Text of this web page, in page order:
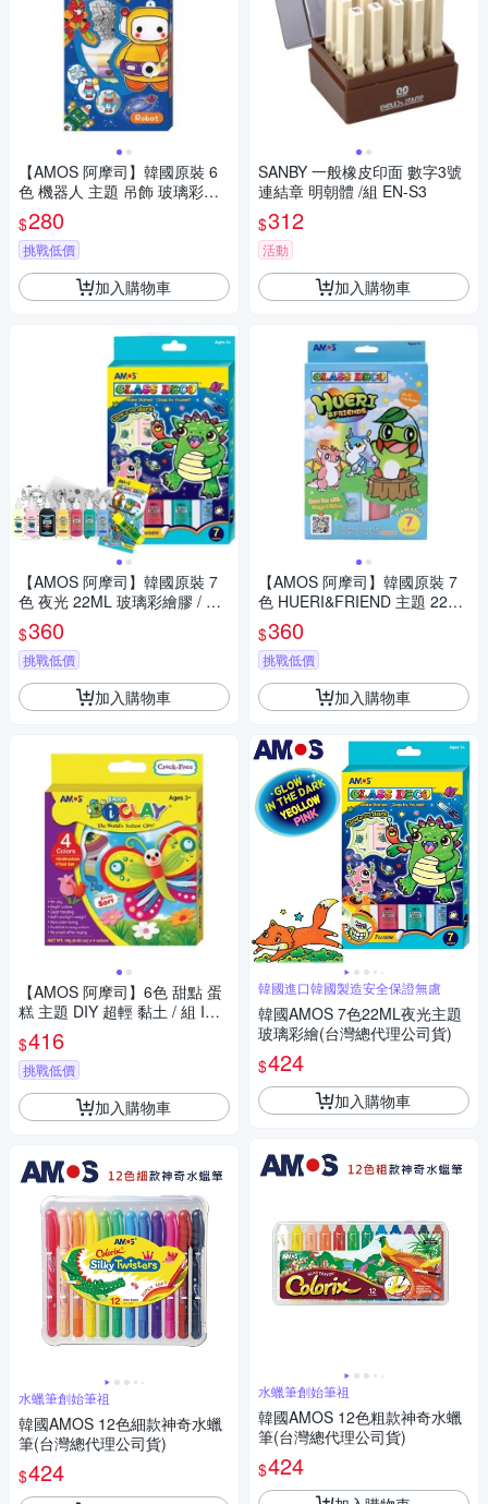
【AMOS 阿摩司】韓國原裝 6
色 機器人 主題 吊飾 玻璃彩繪
膠 / 組SD10P6-R
$280
挑戰低價
加入購物車
【AMOS 阿摩司】韓國原裝 7
色 夜光 22ML 玻璃彩繪膠 / 組
GD22P7R
$360
挑戰低價
加入購物車
【AMOS 阿摩司】6色 甜點 蛋
糕 主題 DIY 超輕 黏土 / 組 IC6
BK
$416
挑戰低價
加入購物車
水蠟筆創始筆祖
韓國AMOS 12色細款神奇水蠟
筆(台灣總代理公司貨)
$424
SANBY 一般橡皮印面 數字3號
連結章 明朝體 /組 EN-S3
$312
活動
加入購物車
【AMOS 阿摩司】韓國原裝 7
色 HUERI&FRIEND 主題 22ML
玻璃彩繪組 / 組 FD22P7R-H
$360
挑戰低價
加入購物車
韓國進口韓國製造安全保證無慮
韓國AMOS 7色22ML夜光主題
玻璃彩繪(台灣總代理公司貨)
$424
加入購物車
水蠟筆創始筆祖
韓國AMOS 12色粗款神奇水蠟
筆(台灣總代理公司貨)
$424